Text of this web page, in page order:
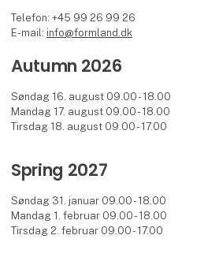
Telefon: +45 99 26 99 26
E-mail: info@formland.dk
Autumn 2026
Søndag 16. august 09.00 - 18.00
Mandag 17. august 09.00 - 18.00
Tirsdag 18. august 09.00 - 17.00
Spring 2027
Søndag 31. januar 09.00 - 18.00
Mandag 1. februar 09.00 - 18.00
Tirsdag 2. februar 09.00 - 17.00